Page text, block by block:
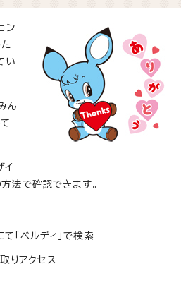
ン
い
ん
イ
法で確認できます。
「ベルディ」で検索
りアクセス